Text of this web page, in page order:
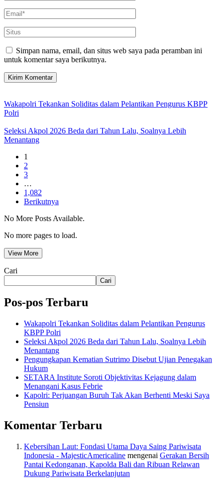
Simpan nama, email, dan situs web saya pada peramban ini
untuk komentar saya berikutnya.
Wakapolri Tekankan Soliditas dalam Pelantikan Pengurus KBPP
Polri
Seleksi Akpol 2026 Beda dari Tahun Lalu, Soalnya Lebih
Menantang
1
2
3
…
1,082
Berikutnya
No More Posts Available.
No more pages to load.
View More
Cari
Cari
Pos-pos Terbaru
Wakapolri Tekankan Soliditas dalam Pelantikan Pengurus
KBPP Polri
Seleksi Akpol 2026 Beda dari Tahun Lalu, Soalnya Lebih
Menantang
Pengungkapan Kematian Sutrimo Disebut Ujian Penegakan
Hukum
SETARA Institute Soroti Objektivitas Kejagung dalam
Menangani Kasus Febrie
Kapolri: Perjuangan Buruh Tak Akan Berhenti Meski Saya
Pensiun
Komentar Terbaru
Kebersihan Laut: Fondasi Utama Daya Saing Pariwisata
Indonesia - MajesticAmericaline mengenai Gerakan Bersih
Pantai Kedonganan, Kapolda Bali dan Ribuan Relawan
Dukung Pariwisata Berkelanjutan